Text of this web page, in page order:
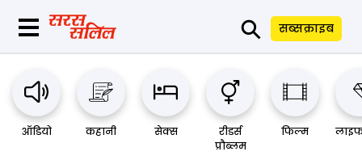
⚲ सब्सक्राइब
ऑडियो कहानी सेक्स
रीडर्स
प्रौब्लम
फिल्म